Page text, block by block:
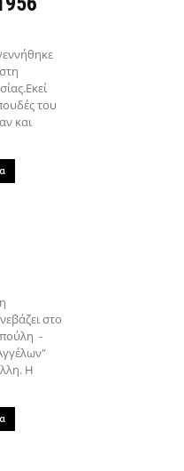
του
και
στο
-
Η